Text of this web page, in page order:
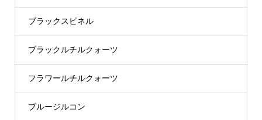
ブラックスピネル
ブラックルチルクォーツ
フラワールチルクォーツ
ブルージルコン